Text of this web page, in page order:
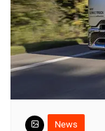
News